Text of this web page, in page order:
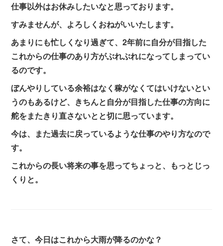
仕事以外はお休みしたいなと思っております。
すみませんが、よろしくおねがいいたします。
あまりにも忙しくなり過ぎて、2年前に自分が目指した
これからの仕事のあり方がぶれぶれになってしまってい
るのです。
ぼんやりしている余裕はなく稼がなくてはいけないとい
うのもあるけど、きちんと自分が目指した仕事の方向に
舵をまたきり直さないとと切に思っています。
今は、また過去に戻っているような仕事のやり方なので
す。
これからの長い将来の事を思ってちょっと、もっとじっ
くりと。
さて、今日はこれから大雨が降るのかな？